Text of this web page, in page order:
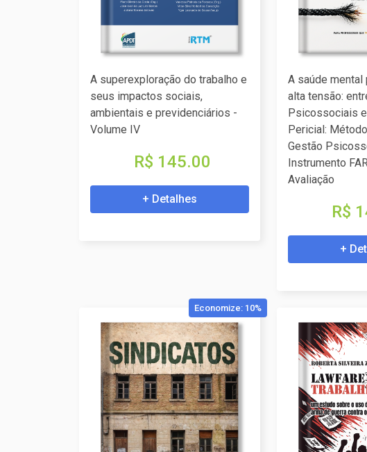
A superexploração do trabalho e
seus impactos sociais,
ambientais e previdenciários -
Volume IV
R$ 145.00
+ Detalhes
A saúde mental
alta tensão:
Psicossociais
Pericial:
Gestão
Instrumento
Avaliação
R$
+
Economize: 10%